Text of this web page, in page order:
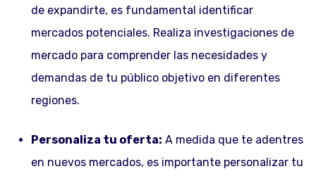
de expandirte, es fundamental identificar
mercados potenciales. Realiza investigaciones de
mercado para comprender las necesidades y
demandas de tu público objetivo en diferentes
regiones.
Personaliza tu oferta: A medida que te adentres
en nuevos mercados, es importante personalizar tu